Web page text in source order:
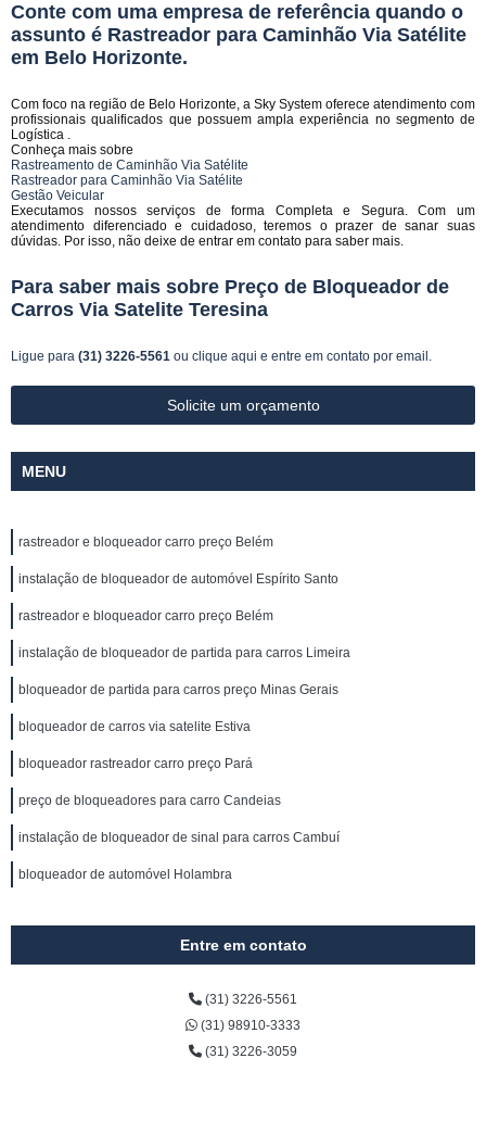
Conte com uma empresa de referência quando o
assunto é Rastreador para Caminhão Via Satélite
em Belo Horizonte.
Com foco na região de Belo Horizonte, a Sky System oferece atendimento com
profissionais qualificados que possuem ampla experiência no segmento de
Logística .
Conheça mais sobre
Rastreamento de Caminhão Via Satélite
Rastreador para Caminhão Via Satélite
Gestão Veicular
Executamos nossos serviços de forma Completa e Segura. Com um
atendimento diferenciado e cuidadoso, teremos o prazer de sanar suas
dúvidas. Por isso, não deixe de entrar em contato para saber mais.
Para saber mais sobre Preço de Bloqueador de
Carros Via Satelite Teresina
Ligue para (31) 3226-5561 ou clique aqui e entre em contato por email.
Solicite um orçamento
MENU
rastreador e bloqueador carro preço Belém
instalação de bloqueador de automóvel Espírito Santo
rastreador e bloqueador carro preço Belém
instalação de bloqueador de partida para carros Limeira
bloqueador de partida para carros preço Minas Gerais
bloqueador de carros via satelite Estiva
bloqueador rastreador carro preço Pará
preço de bloqueadores para carro Candeias
instalação de bloqueador de sinal para carros Cambuí
bloqueador de automóvel Holambra
Entre em contato
(31) 3226-5561
(31) 98910-3333
(31) 3226-3059